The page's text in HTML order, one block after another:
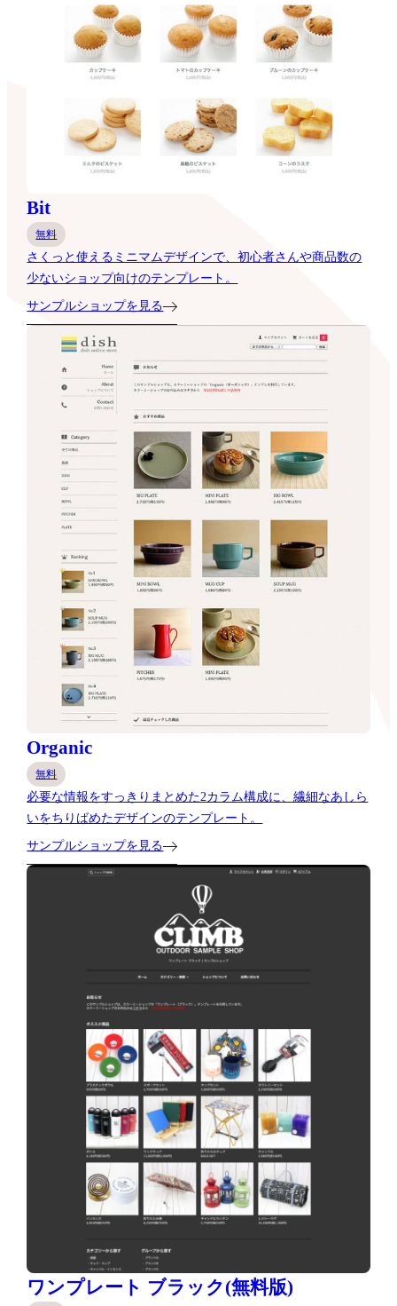
Bit
無料
さくっと使えるミニマムデザインで、初心者さんや商品数の
少ないショップ向けのテンプレート。
サンプルショップを見る
Organic
無料
必要な情報をすっきりまとめた2カラム構成に、繊細なあしら
いをちりばめたデザインのテンプレート。
サンプルショップを見る
ワンプレート ブラック(無料版)